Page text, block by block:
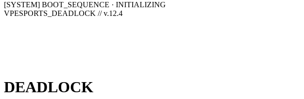
[SYSTEM] BOOT_SEQUENCE · INITIALIZING
VPESPORTS_DEADLOCK // v.12.4
DEADLOCK